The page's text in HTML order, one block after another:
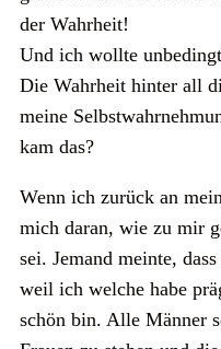
der Wahrheit!
Und ich wollte
Die Wahrheit hinter all
meine
kam das?
Wenn ich zurück an
mich daran, wie zu mir
sei. Jemand meinte,
weil ich welche habe
schön bin. Alle Männer